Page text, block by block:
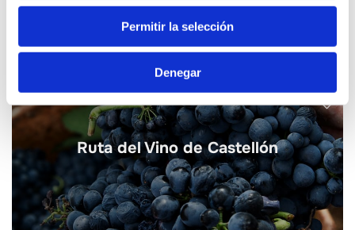
Permitir la selección
Denegar
Ruta del Vino de Castellón